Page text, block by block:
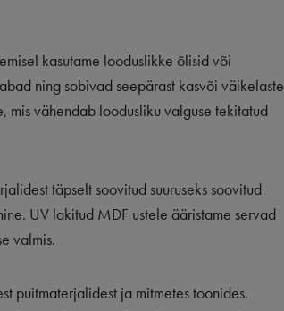
kasutame looduslikke õlisid või
ning sobivad seepärast kasvõi väikelaste
mis vähendab loodusliku valguse tekitatud
täpselt soovitud suuruseks soovitud
UV lakitud MDF ustele ääristame servad
valmis.
puitmaterjalidest ja mitmetes toonides.